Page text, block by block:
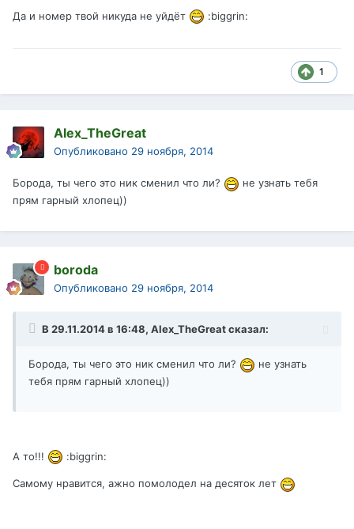
Да и номер твой никуда не уйдёт :biggrin:
1
Alex_TheGreat
Опубликовано 29 ноября, 2014
Борода, ты чего это ник сменил что ли?
не узнать тебя
прям гарный хлопец))
boroda
Опубликовано 29 ноября, 2014
В 29.11.2014 в 16:48, Alex_TheGreat сказал:
Борода, ты чего это ник сменил что ли?
не узнать
тебя прям гарный хлопец))
А то!!! :biggrin:
Самому нравится, ажно помолодел на десяток лет